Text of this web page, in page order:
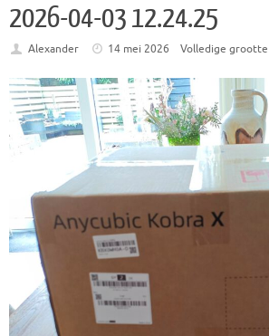
2026-04-03 12.24.25
Alexander 14 mei 2026 Volledige grootte